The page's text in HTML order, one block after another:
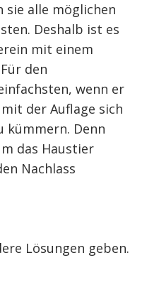
alle möglichen
Deshalb ist es
mit einem
den
wenn er
der Auflage sich
kümmern. Denn
das Haustier
Nachlass
Lösungen geben.